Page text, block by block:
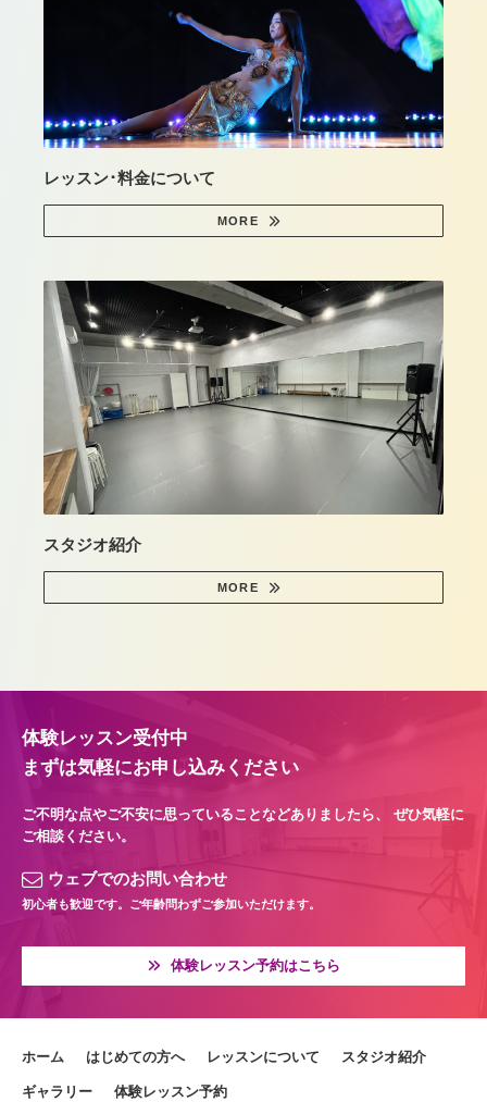
レッスン･料金について
MORE
スタジオ紹介
MORE
体験レッスン受付中
まずは気軽にお申し込みください
ご不明な点やご不安に思っていることなどありましたら、
ぜひ気軽に
ご相談ください。
ウェブでのお問い合わせ
初心者も歓迎です。ご年齢問わずご参加いただけます。
体験レッスン予約はこちら
ホーム はじめての方へ レッスンについて スタジオ紹介
ギャラリー 体験レッスン予約